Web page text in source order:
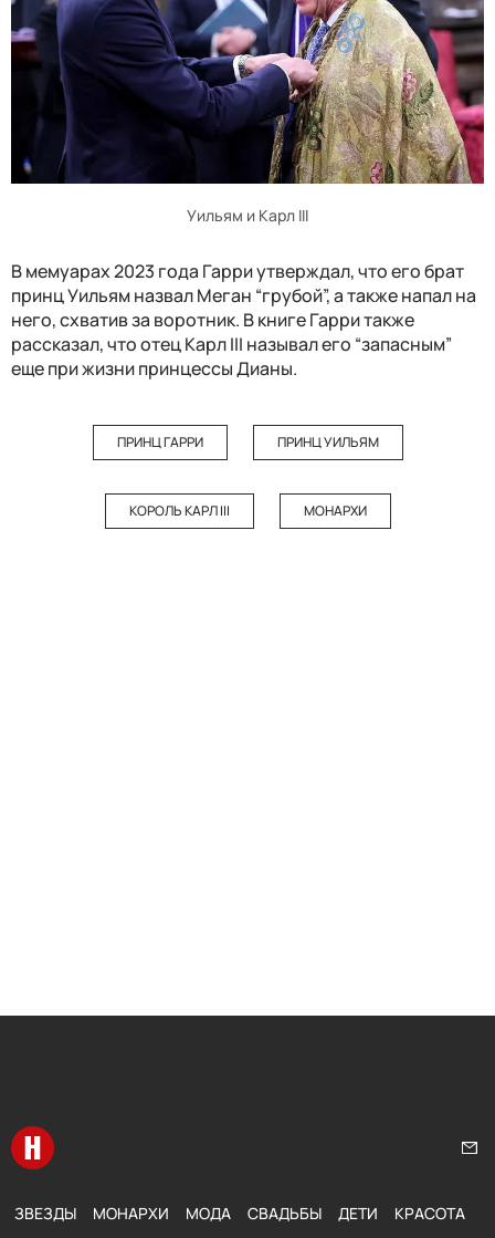
Уильям и Карл III
В мемуарах 2023 года Гарри утверждал, что его брат
принц Уильям назвал Меган “грубой”, а также напал на
него, схватив за воротник. В книге Гарри также
рассказал, что отец Карл III называл его “запасным”
еще при жизни принцессы Дианы.
ПРИНЦ ГАРРИ ПРИНЦ УИЛЬЯМ
КОРОЛЬ КАРЛ III МОНАРХИ
Перейти на главную
ЗВЕЗДЫ МОНАРХИ МОДА СВАДЬБЫ ДЕТИ КРАСОТА